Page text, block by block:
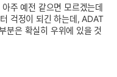
주 예전 같으면 모르겠는데
걱정이 되긴 하는데, ADAT
분은 확실히 우위에 있을 것